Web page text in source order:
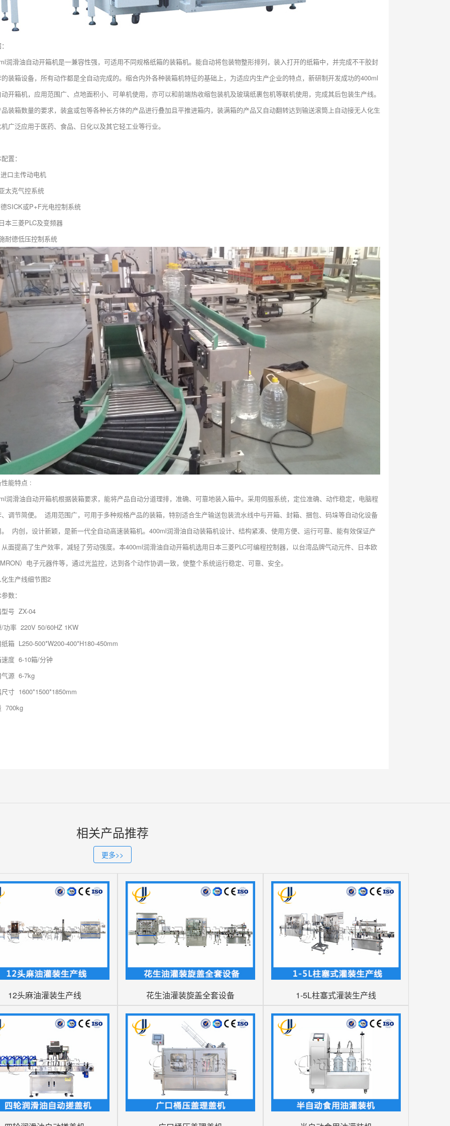
润滑油自动开箱机是一兼容性强，可适用不同规格纸箱的装箱机。能自动将包装物整形排列，装入打开的纸箱中，并完成不干胶封
装箱设备，所有动作都是全自动完成的。缩合内外各种装箱机特征的基础上，为适应内生产企业的特点，新研制开发成功的400ml
开箱机，应用范围广、点地面积小、可单机使用，亦可以和前端热收缩包装机及玻璃纸裹包机等联机使用，完成其后包装生产线。
装箱数量的要求，装盒或包等各种长方体的产品进行叠加且平推进箱内，装满箱的产品又自动翻转达到输送滚筒上自动接无人化生
广泛应用于医药、食品、日化以及其它轻工业等行业。
置：
口主传动电机
太克气控系统
SICK或P+F光电控制系统
本三菱PLC及变频器
耐德低压控制系统
能特点 :
润滑油自动开箱机根据装箱要求，能将产品自动分道理排，准确、可靠地装入箱中。采用伺服系统，定位准确、动作稳定，电脑程
调节简便。 适用范围广，可用于多种规格产品的装箱，特别适合生产输送包装流水线中与开箱、封箱、捆包、码垛等自动化设备
内创，设计新颖，是新一代全自动高速装箱机。400ml润滑油自动装箱机设计、结构紧凑、使用方便、运行可靠、能有效保证产
面提高了生产效率，减轻了劳动强度。本400ml润滑油自动开箱机选用日本三菱PLC可编程控制器，以台湾品牌气动元件、日本欧
）电子元器件等，通过光监控，达到各个动作协调一致，使整个系统运行稳定、可靠、安全。
生产线细节图2
数：
型号 ZX-04
功率 220V 50/60HZ 1KW
箱 L250-500*W200-400*H180-450mm
度 6-10箱/分钟
气源 6-7kg
寸 1600*1500*1850mm
700kg
相关产品推荐
更多>>
12头麻油灌装生产线 花生油灌装旋盖全套设备 1-5L柱塞式灌装生产线